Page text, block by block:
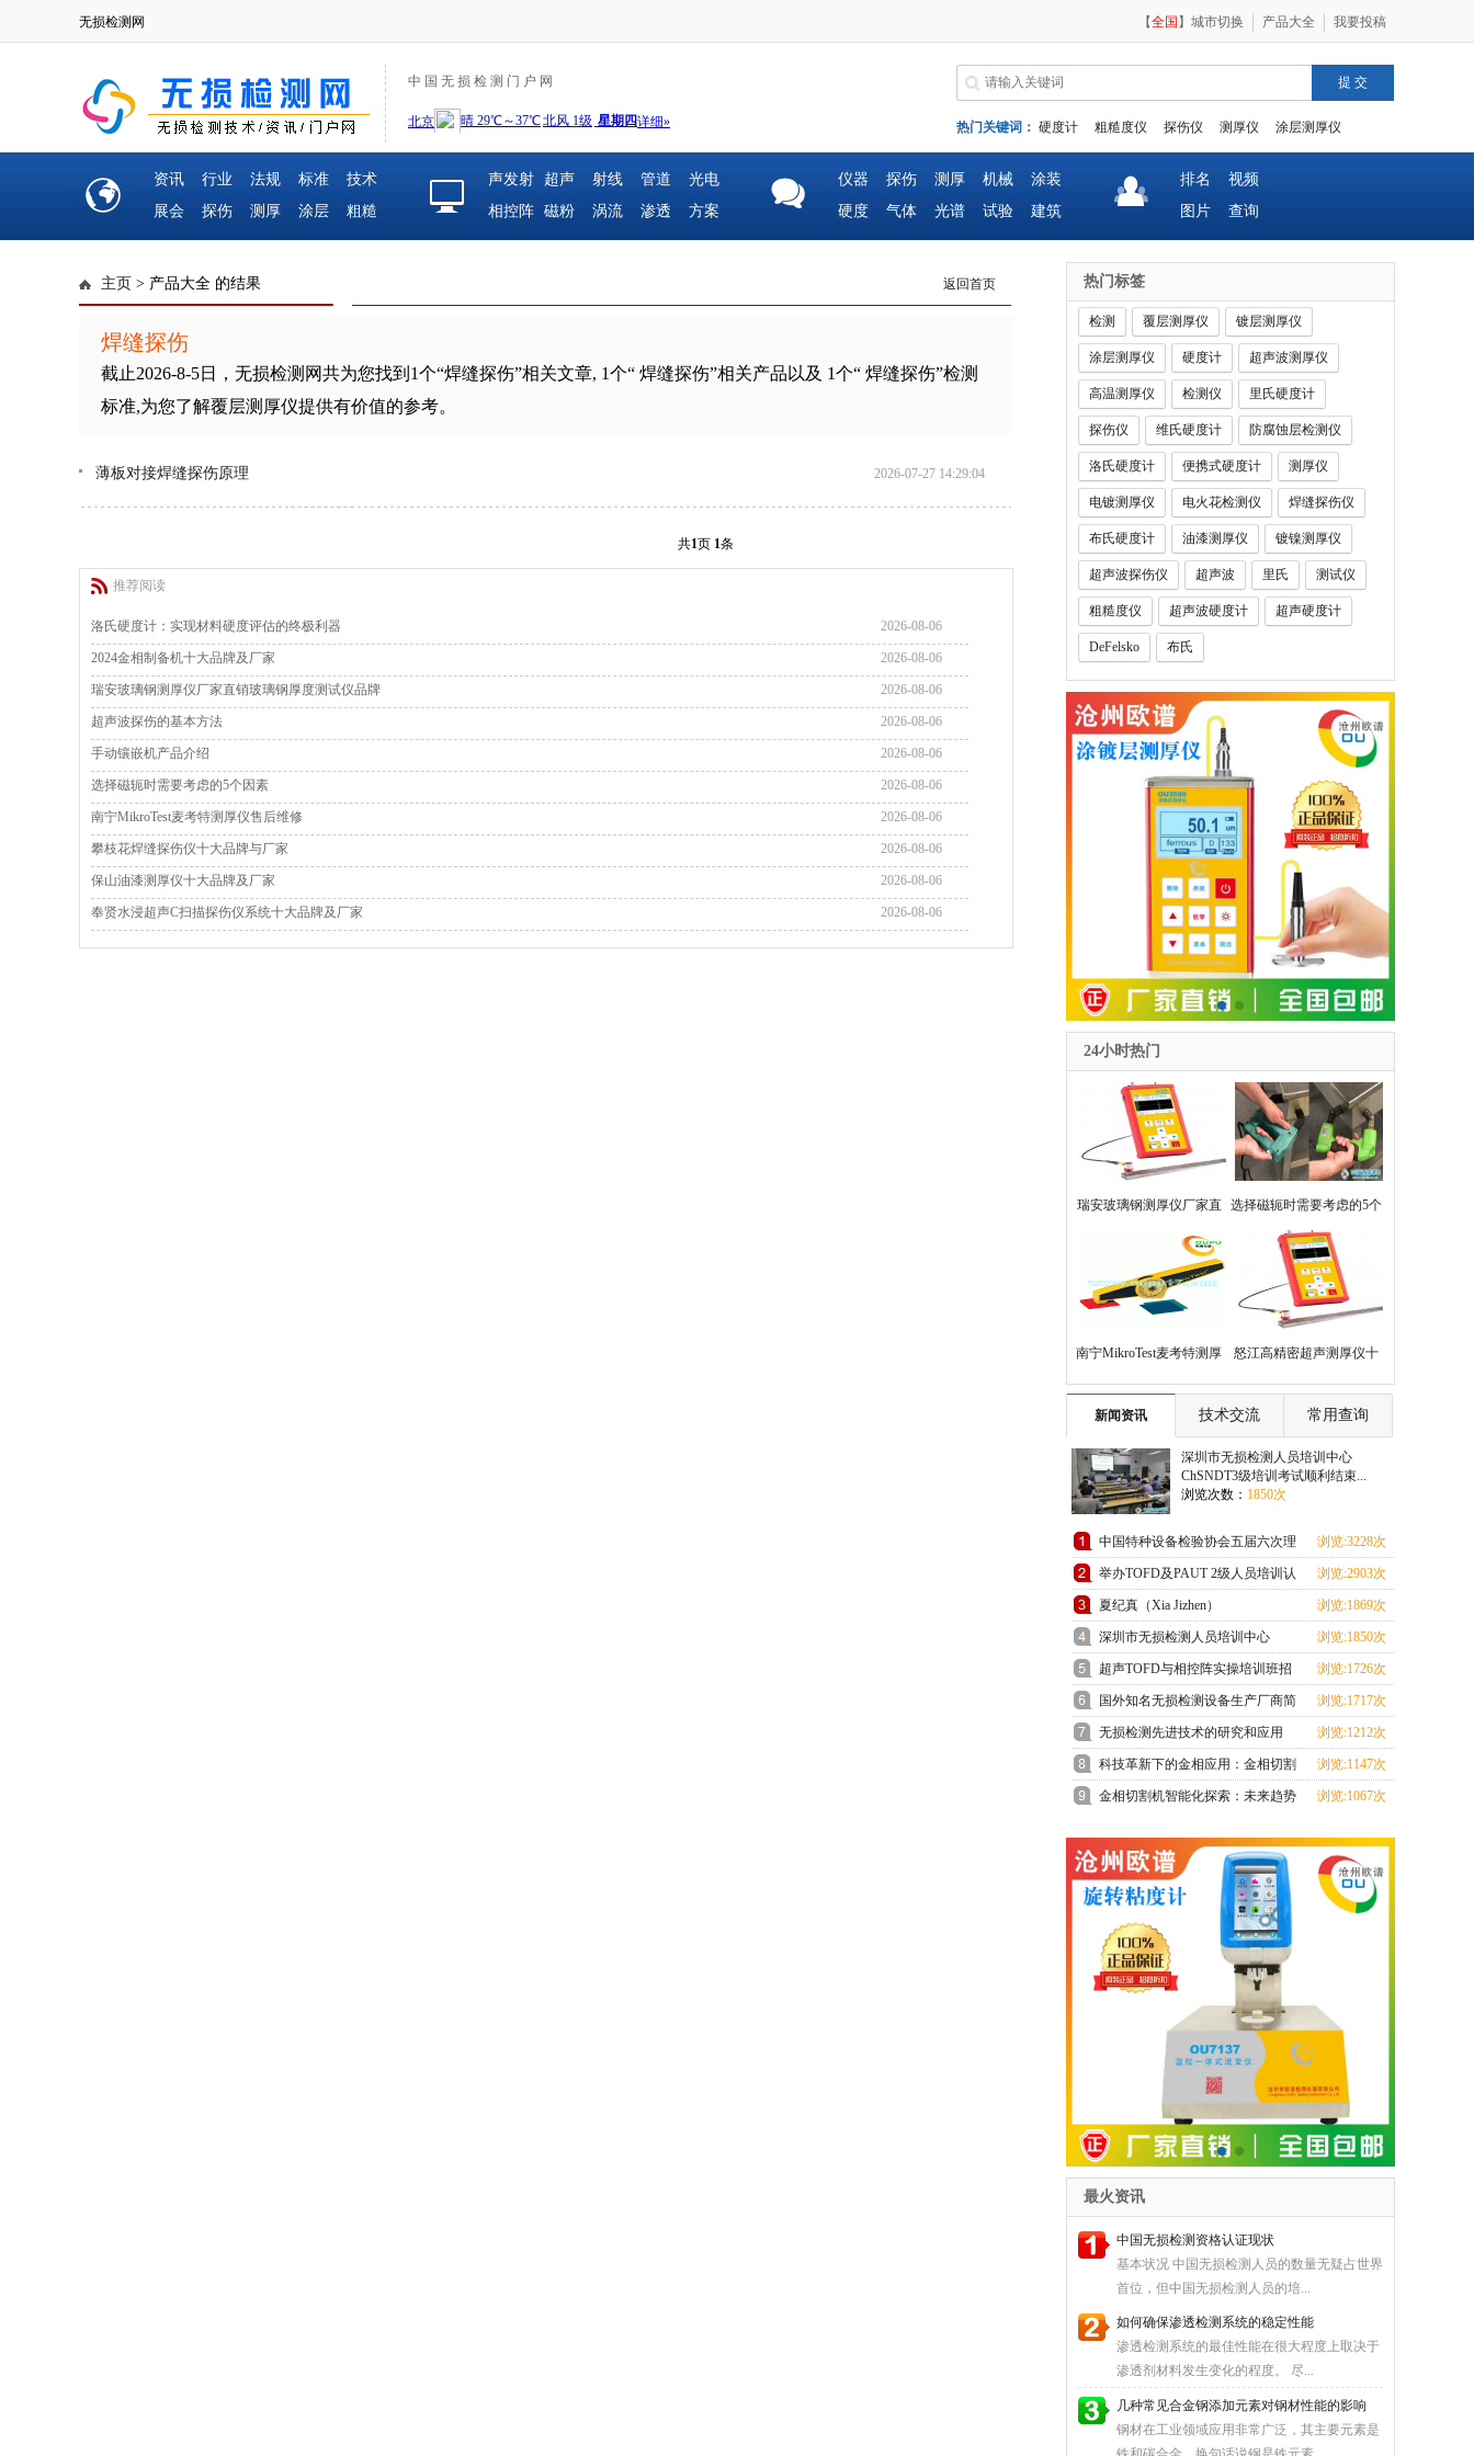
无损检测网 【全国 】 城市切换 产品大全 我要投稿
中 国 无 损 检 测 门 户 网
热门关键词： 硬度计 粗糙度仪 探伤仪 测厚仪 涂层测厚仪
资讯 行业 法规 标准
技术
展会
探伤 测厚 涂层 粗糙
声发射 超声 射线 管道
光电
相控阵 磁粉 涡流 渗透 方案
仪器 探伤 测厚 机械
涂装
硬度
气体 光谱 试验 建筑
排名
视频
图片
查询
主页 > 产品大全 的结果 返回首页
焊缝探伤
截止2026-8-5日，无损检测网共为您找到 1个“焊缝探伤”相关文章, 1个“ 焊缝探伤”相关产品以及 1个“ 焊缝探伤”检测
标准,为您了解覆层测厚仪提供有价值的参考。
薄板对接焊缝探伤原理 2026-07-27 14:29:04
共1页 1条
推荐阅读
洛氏硬度计：实现材料硬度评估的终极利器 2026-08-06
2024金相制备机十大品牌及厂家 2026-08-06
瑞安玻璃钢测厚仪厂家直销玻璃钢厚度测试仪品牌 2026-08-06
超声波探伤的基本方法 2026-08-06
手动镶嵌机产品介绍 2026-08-06
选择磁轭时需要考虑的5个因素 2026-08-06
南宁MikroTest麦考特测厚仪售后维修 2026-08-06
攀枝花焊缝探伤仪十大品牌与厂家 2026-08-06
保山油漆测厚仪十大品牌及厂家 2026-08-06
奉贤水浸超声C扫描探伤仪系统十大品牌及厂家 2026-08-06
热门标签
检测 覆层测厚仪 镀层测厚仪
涂层测厚仪 硬度计 超声波测厚仪
高温测厚仪 检测仪 里氏硬度计
探伤仪 维氏硬度计 防腐蚀层检测仪
洛氏硬度计 便携式硬度计 测厚仪
电镀测厚仪 电火花检测仪 焊缝探伤仪
布氏硬度计 油漆测厚仪 镀镍测厚仪
超声波探伤仪 超声波 里氏 测试仪
粗糙度仪 超声波硬度计 超声硬度计
DeFelsko 布氏
24小时热门
瑞安玻璃钢测厚仪厂家直
销玻璃钢厚度测试仪品牌
选择磁轭时需要考虑的5个
因素
南宁MikroTest麦考特测厚 怒江高精密超声测厚仪十
新闻资讯
技术交流 常用查询
深圳市无损检测人员培训中心
ChSNDT3级培训考试顺利结束...
浏览次数： 1850次
中国特种设备检验协会五届六次理
事会在上海成功召开
浏览:3228次
举办TOFD及PAUT 2级人员培训认
证班预报名通知
浏览:2903次
夏纪真（Xia Jizhen） 浏览:1869次
深圳市无损检测人员培训中心
ChSNDT3级培训考试顺利结束
浏览:1850次
超声TOFD与相控阵实操培训班招
生通知
浏览:1726次
国外知名无损检测设备生产厂商简
介
浏览:1717次
无损检测先进技术的研究和应用 浏览:1212次
科技革新下的金相应用：金相切割
机领跑未来
浏览:1147次
金相切割机智能化探索：未来趋势
浏览:1067次
最火资讯
中国无损检测资格认证现状
基本状况 中国无损检测人员的数量无疑占世界
首位，但中国无损检测人员的培...
如何确保渗透检测系统的稳定性能
渗透检测系统的最佳性能在很大程度上取决于
渗透剂材料发生变化的程度。 尽...
几种常见合金钢添加元素对钢材性能的影响
钢材在工业领域应用非常广泛，其主要元素是